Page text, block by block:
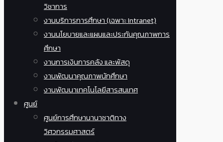
วิชาการ
งานบริการการศึกษา (เฉพาะ Intranet)
งานนโยบายและแผนและประกันคุณภาพการ
ศึกษา
งานการเงินการคลัง และพัสดุ
งานพัฒนาคุณภาพนักศึกษา
งานพัฒนาเทคโนโลยีสารสนเทศ
ศูนย์
ศูนย์การศึกษานานาชาติทาง
วิศวกรรมศาสตร์